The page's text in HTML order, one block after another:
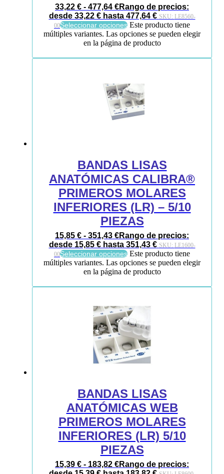
33,22 € - 477,64 €Rango de precios:
desde 33,22 € hasta 477,64 € SKU: LE8560-
00Seleccionar opciones Este producto tiene
múltiples variantes. Las opciones se pueden elegir
en la página de producto
BANDAS LISAS
ANATÓMICAS CALIBRA®
PRIMEROS MOLARES
INFERIORES (LR) – 5/10
PIEZAS
15,85 € - 351,43 €Rango de precios:
desde 15,85 € hasta 351,43 € SKU: LE1600-
00Seleccionar opciones Este producto tiene
múltiples variantes. Las opciones se pueden elegir
en la página de producto
BANDAS LISAS
ANATÓMICAS WEB
PRIMEROS MOLARES
INFERIORES (LR) 5/10
PIEZAS
15,39 € - 183,82 €Rango de precios: